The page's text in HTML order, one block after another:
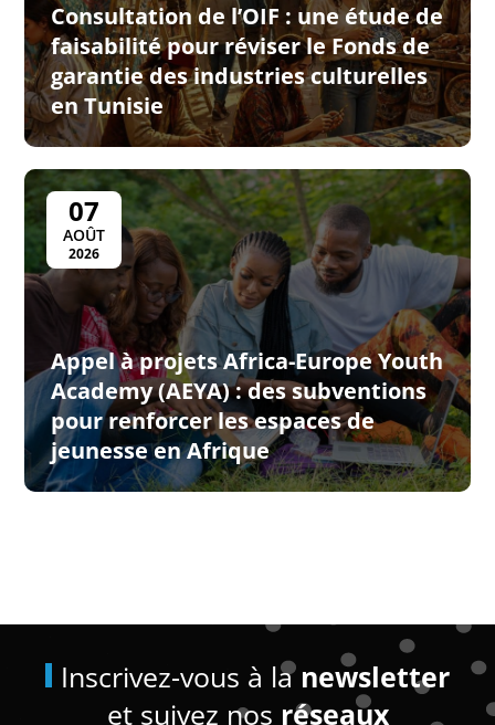
Consultation de l’OIF : une étude de
faisabilité pour réviser le Fonds de
garantie des industries culturelles
en Tunisie
07
AOÛT
2026
Appel à projets Africa-Europe Youth
Academy (AEYA) : des subventions
pour renforcer les espaces de
jeunesse en Afrique
Inscrivez-vous à lanewsletter
et suivez nos réseaux